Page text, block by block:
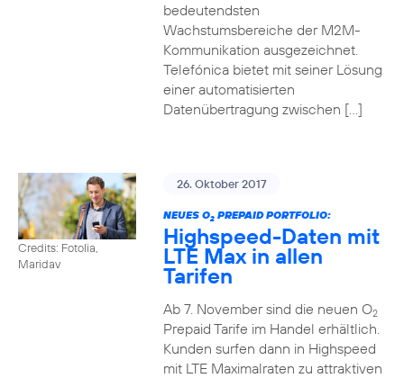
bedeutendsten
Wachstumsbereiche der M2M-
Kommunikation ausgezeichnet.
Telefónica bietet mit seiner Lösung
einer automatisierten
Datenübertragung zwischen […]
Credits: Fotolia,
Maridav
26. Oktober 2017
NEUES O2PREPAID PORTFOLIO:
Highspeed-Daten mit
LTE Max in allen
Tarifen
Ab 7. November sind die neuen O2
Prepaid Tarife im Handel erhältlich.
Kunden surfen dann in Highspeed
mit LTE Maximalraten zu attraktiven